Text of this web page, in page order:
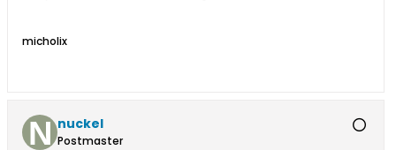
micholix
nuckel
Postmaster